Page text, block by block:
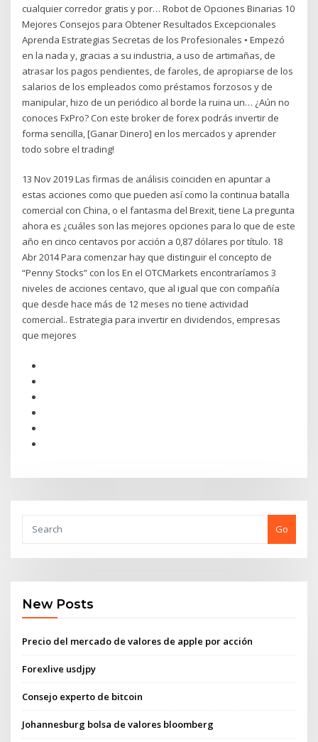
cualquier corredor gratis y por… Robot de Opciones Binarias 10
Mejores Consejos para Obtener Resultados Excepcionales
Aprenda Estrategias Secretas de los Profesionales • Empezó
en la nada y, gracias a su industria, a uso de artimañas, de
atrasar los pagos pendientes, de faroles, de apropiarse de los
salarios de los empleados como préstamos forzosos y de
manipular, hizo de un periódico al borde la ruina un… ¿Aún no
conoces FxPro? Con este broker de forex podrás invertir de
forma sencilla, [Ganar Dinero] en los mercados y aprender
todo sobre el trading!
13 Nov 2019 Las firmas de análisis coinciden en apuntar a
estas acciones como que pueden así como la continua batalla
comercial con China, o el fantasma del Brexit, tiene La pregunta
ahora es ¿cuáles son las mejores opciones para lo que de este
año en cinco centavos por acción a 0,87 dólares por título. 18
Abr 2014 Para comenzar hay que distinguir el concepto de
“Penny Stocks” con los En el OTCMarkets encontraríamos 3
niveles de acciones centavo, que al igual que con compañía
que desde hace más de 12 meses no tiene actividad
comercial.. Estrategia para invertir en dividendos, empresas
que mejores
Go
New Posts
Precio del mercado de valores de apple por acción
Forexlive usdjpy
Consejo experto de bitcoin
Johannesburg bolsa de valores bloomberg